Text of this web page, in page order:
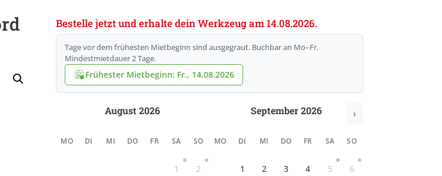
Bestelle jetzt und erhalte dein Werkzeug am 14.08.2026.
Tage vor dem frühesten Mietbeginn sind ausgegraut. Buchbar an Mo–Fr.
Mindestmietdauer 2 Tage.
Frühester Mietbeginn: Fr., 14.08.2026
August 2026
MO DI MI DO FR SA SO
1 2
September 2026 ›
MO DI MI DO FR SA SO
1 2 3 4 5 6